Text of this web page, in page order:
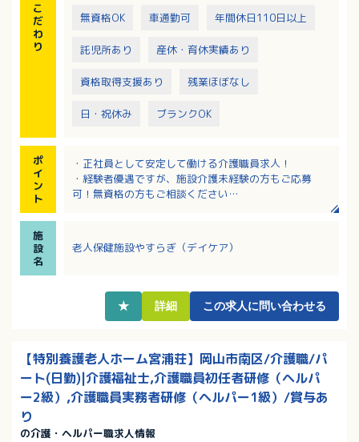
こ
だ
わ
り
無資格OK 車通勤可 年間休日110日以上
託児所あり 産休・育休実績あり
資格取得支援あり 残業ほぼなし
日・祝休み ブランクOK
ポ
イ
ン
ト
・正社員として安定して働ける介護職員求人！
・経験者優遇ですが、施設介護未経験の方もご応募
可！無資格の方もご相談ください
少なめです！
・有給休暇は入職時に付与！（日数は採用月による）
施
設
名
老人保健施設やすらぎ（デイケア）
★ 詳細 この求人に問い合わせる
【特別養護老人ホーム宮浦荘】岡山市南区/介護職/パ
ート(日勤)|介護福祉士,介護職員初任者研修（ヘルパ
ー2級）,介護職員実務者研修（ヘルパー1級）/賞与あ
り
の介護・ヘルパー職求人情報